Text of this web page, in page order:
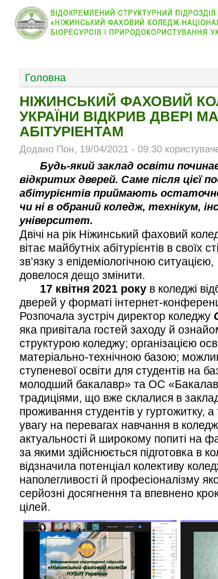
Головна
НІЖИНСЬКИЙ ФАХОВИЙ
УКРАЇНИ ВІДКРИВ ДВЕРІ
АБІТУРІЕНТАМ
Додано Пон, 19/04/2021 - 09:30
Будь-який заклад освіти
відкритих дверей. Саме після цієї
абітурієнтів приймають
чи ні в обраний коледж, технікум,
університет.
Двічі на рік Ніжинський фаховий
вітає майбутніх абітурієнтів в своїх
зв’язку з епідеміологічною
довелося дещо змінити.
17 квітня 2021 року в коледжі
дверей у форматі інтернет-
Розпочала зустріч директор коледжу
яка привітала гостей заходу й
структурою коледжу; організацією
матеріально-технічною базою;
ступеневої освіти для студентів на
молодший бакалавр» та ОС
традиціями, що вже склалися в
проживання студентів у гуртожитку,
увагу на перевагах навчання в
актуальності й широкому попиті на
за якими здійснюється підготовка в
відзначила потенціал колективу
наполегливості й професіоналізму
серйозні досягнення та впевнено
цілей.